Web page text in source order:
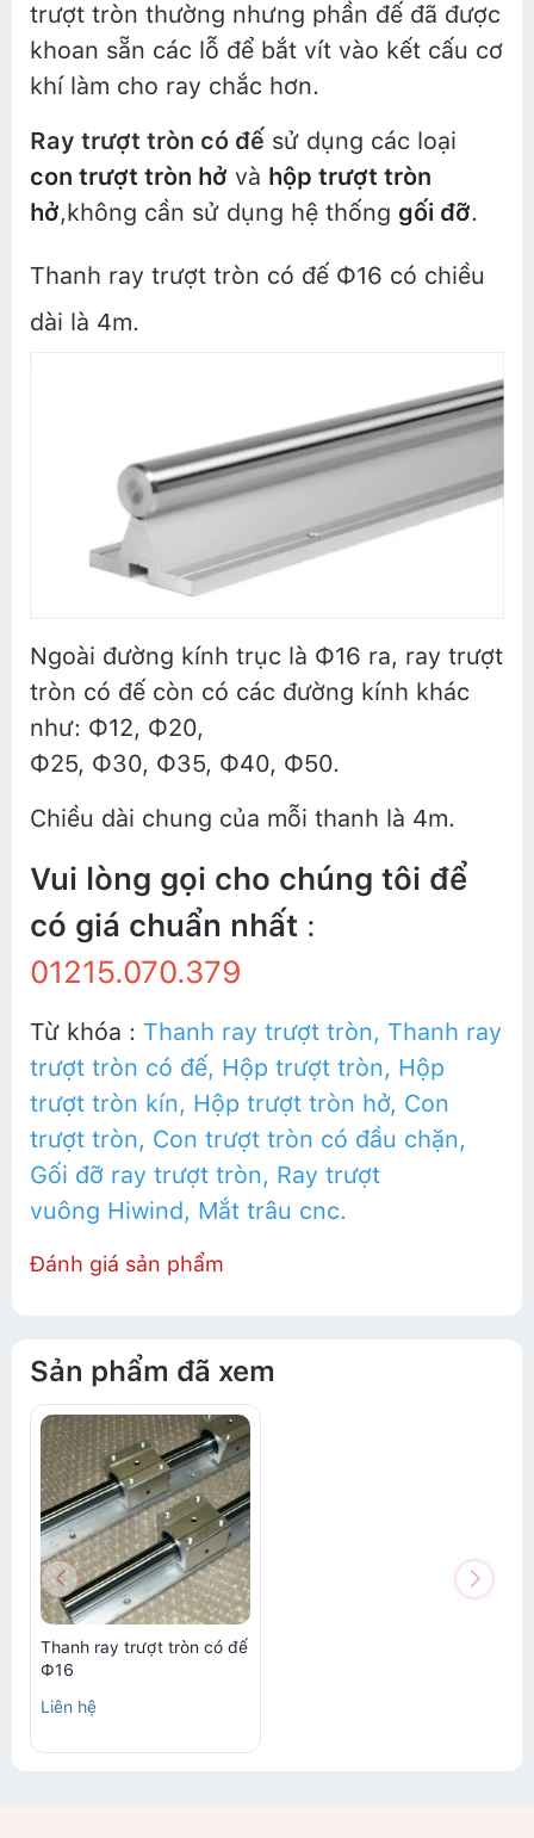
trượt tròn thường nhưng phần đế đã được
khoan sẵn các lỗ để bắt vít vào kết cấu cơ
khí làm cho ray chắc hơn.
Ray trượt tròn có đế sử dụng các loại
con trượt tròn hở và hộp trượt tròn
hở,không cần sử dụng hệ thống gối đỡ.
Thanh ray trượt tròn có đế Φ16 có chiều
dài là 4m.
Ngoài đường kính trục là Φ16 ra, ray trượt
tròn có đế còn có các đường kính khác
như: Φ12, Φ20,
Φ25, Φ30, Φ35, Φ40, Φ50.
Chiều dài chung của mỗi thanh là 4m.
Vui lòng gọi cho chúng tôi để
có giá chuẩn nhất :
01215.070.379
Từ khóa : Thanh ray trượt tròn, Thanh ray
trượt tròn có đế, Hộp trượt tròn, Hộp
trượt tròn kín, Hộp trượt tròn hở, Con
trượt tròn, Con trượt tròn có đầu chặn,
Gối đỡ ray trượt tròn, Ray trượt
vuông Hiwind, Mắt trâu cnc.
Đánh giá sản phẩm
Sản phẩm đã xem
Thanh ray trượt tròn có đế
Ф16
Liên hệ